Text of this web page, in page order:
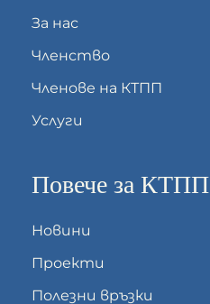
За нас
Членство
Членове на КТПП
Услуги
Повече за КТПП
Новини
Проекти
Полезни връзки